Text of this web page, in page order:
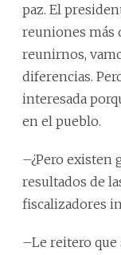
paz. El
reuniones más
reunirnos,
diferencias.
interesada
en el pueblo.
–¿Pero existen
resultados de
fiscalizadores
–Le reitero que